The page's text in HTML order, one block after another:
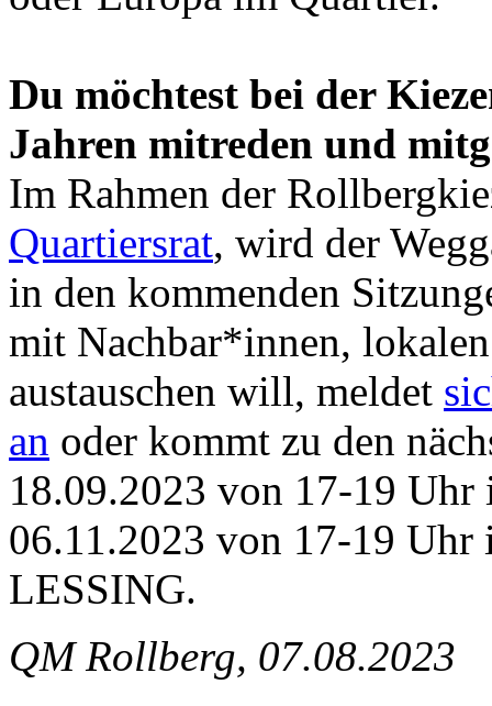
Du möchtest bei der
Jahren mitreden und
Im Rahmen der
Quartiersrat, wird der
in den kommenden
mit Nachbar*innen,
austauschen will, meldet
an oder kommt zu den
18.09.2023 von 17-19 Uhr
06.11.2023 von 17-19 Uhr
LESSING.
QM Rollberg, 07.08.2023